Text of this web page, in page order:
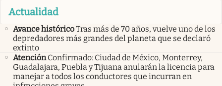
Actualidad
Avance históricoTras más de 70 años, vuelve uno de los
depredadores más grandes del planeta que se declaró
extinto
Atención Confirmado: Ciudad de México, Monterrey,
Guadalajara, Puebla y Tijuana anularán la licencia para
manejar a todos los conductores que incurran en